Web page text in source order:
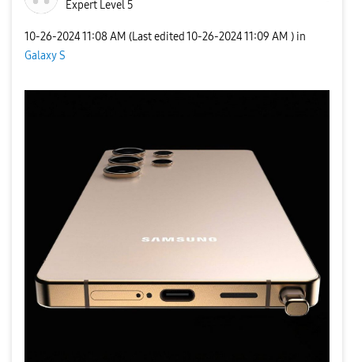
Expert Level 5
‎10-26-202411:08 AM (Last edited ‎10-26-202411:09 AM ) in
Galaxy S